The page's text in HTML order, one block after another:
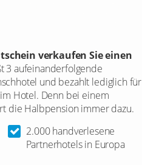
verkaufen Sie einen
3 aufeinanderfolgende
und bezahlt lediglich für
Hotel. Denn bei einem
die Halbpension immer dazu.
2.000 handverlesene
Partnerhotels in Europa